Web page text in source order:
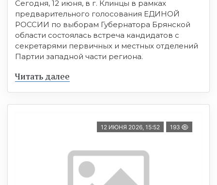
Сегодня, 12 июня, в г. Клинцы в рамках
предварительного голосования ЕДИНОЙ
РОССИИ по выборам Губернатора Брянской
области состоялась встреча кандидатов с
секретарями первичных и местных отделений
Партии западной части региона.
Читать далее
12 ИЮНЯ 2026, 15:52 193